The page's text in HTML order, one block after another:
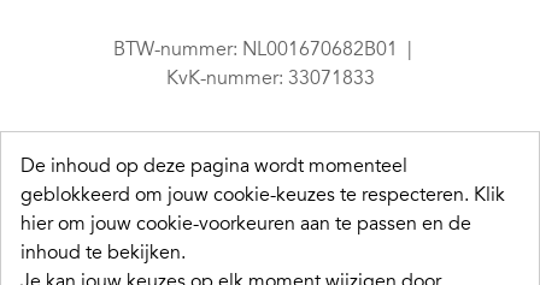
BTW-nummer: NL001670682B01
KvK-nummer: 33071833
De inhoud op deze pagina wordt momenteel
geblokkeerd om jouw cookie-keuzes te respecteren. Klik
hier om jouw cookie-voorkeuren aan te passen en de
inhoud te bekijken.